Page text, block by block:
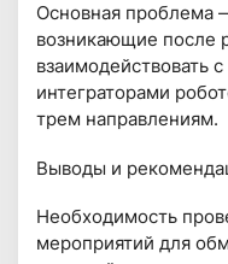
Основная проблема
возникающие после
взаимодействовать
интеграторами
трем направлениям.
Выводы и
Необходимость
мероприятий для